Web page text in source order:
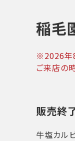
稲毛
※2026
ご来店の
販売終
牛塩カル